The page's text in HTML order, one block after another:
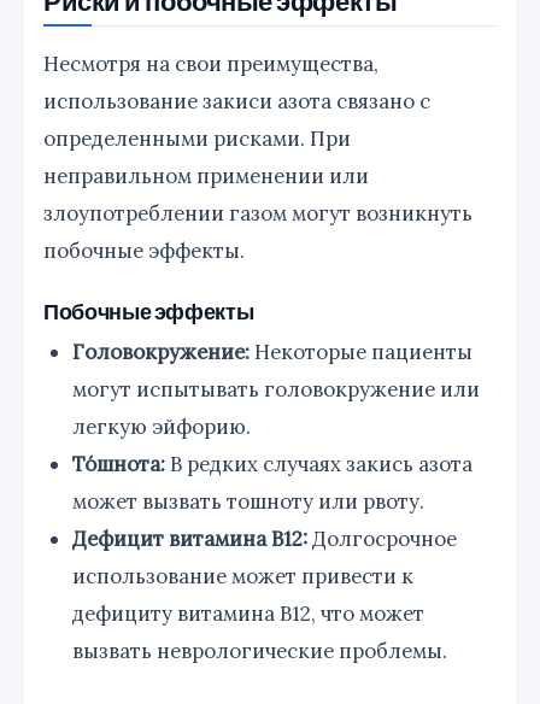
Несмотря на свои преимущества,
использование закиси азота связано с
определенными рисками. При
неправильном применении или
злоупотреблении газом могут возникнуть
побочные эффекты.
Побочные эффекты
Головокружение:Некоторые пациенты
могут испытывать головокружение или
легкую эйфорию.
То́шнота: В редких случаях закись азота
может вызвать тошноту или рвоту.
Дефицит витамина B12:Долгосрочное
использование может привести к
дефициту витамина B12, что может
вызвать неврологические проблемы.